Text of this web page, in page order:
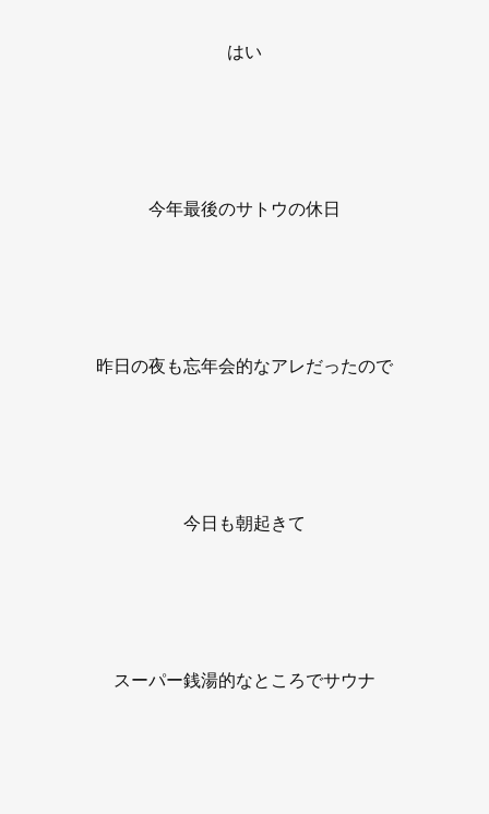
はい
今年最後のサトウの休日
昨日の夜も忘年会的なアレだったので
今日も朝起きて
スーパー銭湯的なところでサウナ